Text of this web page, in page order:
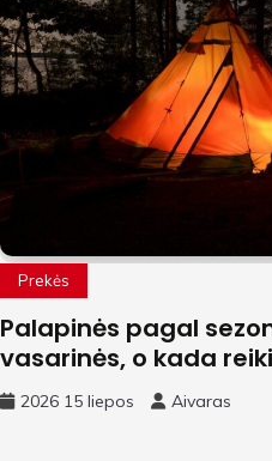
Prekės
Palapinės pagal
vasarinės, o kada
2026 15 liepos Aivaras